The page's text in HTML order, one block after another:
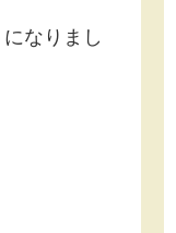
なりまし